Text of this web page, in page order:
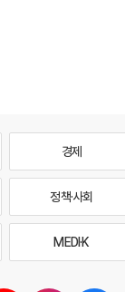
경제
정책·사회
MEDI·K